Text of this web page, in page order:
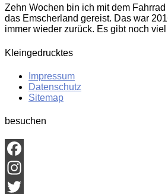
Zehn Wochen bin ich mit dem
das Emscherland gereist. Das war
immer wieder zurück. Es gibt noch
Kleingedrucktes
Impressum
Datenschutz
Sitemap
besuchen
Facebook
Instagram